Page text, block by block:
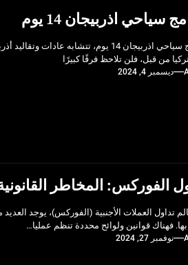
سياحي اذربيجان 14 يوم
برنامج سياحي اذربيجان 14 يوم،
من قبل، فلن تلاحظ فرقًا كبيرًا
ديسمبر 4, 2024
الفوركس: المخاطر القانونية
تداول العملات الأجنبية (الفوركس)، يوجد
بها. فهناك قوانين ولوائح محددة تنظم عمليا…
نوفمبر 27, 2024